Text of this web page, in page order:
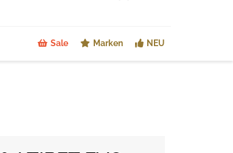
Sale Marken NEU